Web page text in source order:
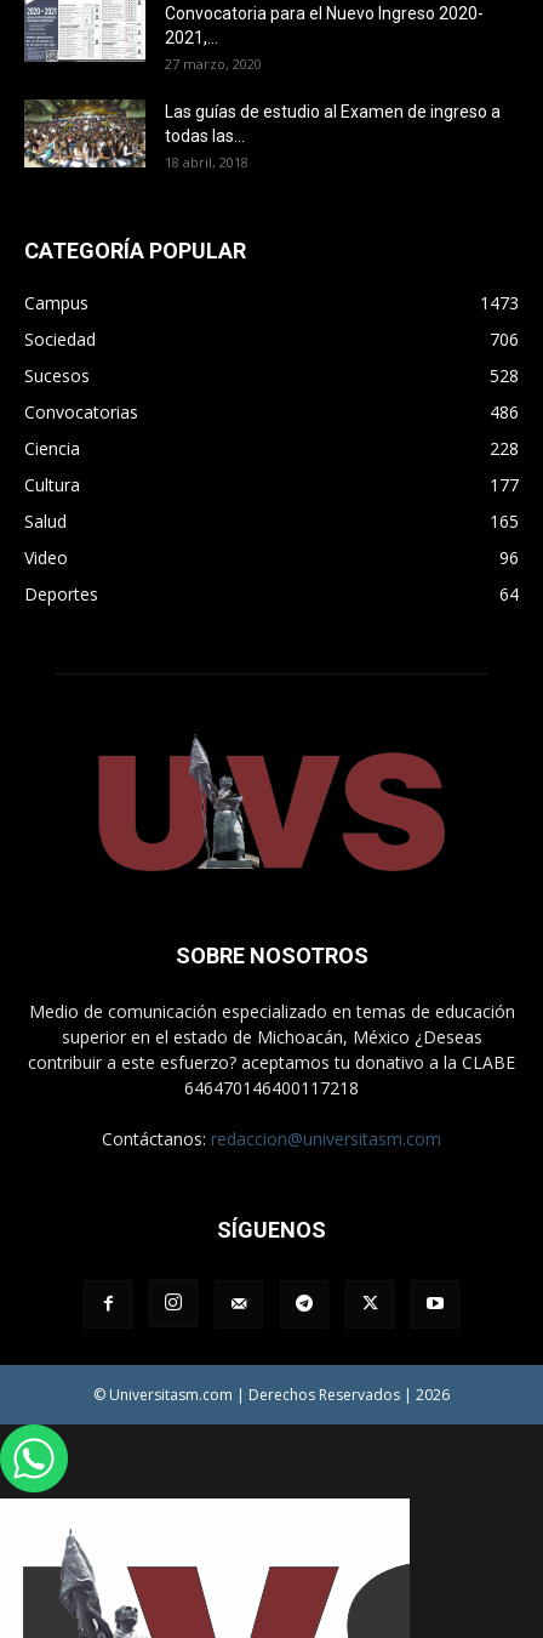
Convocatoria para el Nuevo Ingreso 2020-
2021,...
27 marzo, 2020
Las guías de estudio al Examen de ingreso a
todas las...
18 abril, 2018
CATEGORÍA POPULAR
Campus
1473
Sociedad
706
Sucesos
528
Convocatorias
486
Ciencia
228
Cultura
177
Salud
165
Video
96
Deportes
64
SOBRE NOSOTROS
Medio de comunicación especializado en temas de educación
superior en el estado de Michoacán, México ¿Deseas
contribuir a este esfuerzo? aceptamos tu donativo a la CLABE
646470146400117218
Contáctanos: redaccion@universitasm.com
SÍGUENOS
© Universitasm.com | Derechos Reservados | 2026